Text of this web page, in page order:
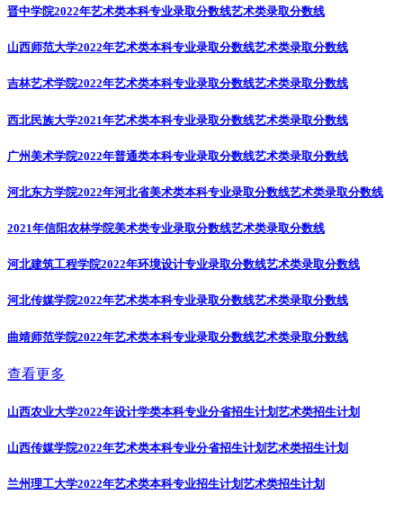
晋中学院2022年艺术类本科专业录取分数线艺术类录取分数线
山西师范大学2022年艺术类本科专业录取分数线艺术类录取分数线
吉林艺术学院2022年艺术类本科专业录取分数线艺术类录取分数线
西北民族大学2021年艺术类本科专业录取分数线艺术类录取分数线
广州美术学院2022年普通类本科专业录取分数线艺术类录取分数线
河北东方学院2022年河北省美术类本科专业录取分数线艺术类录取分数线
2021年信阳农林学院美术类专业录取分数线艺术类录取分数线
河北建筑工程学院2022年环境设计专业录取分数线艺术类录取分数线
河北传媒学院2022年艺术类本科专业录取分数线艺术类录取分数线
曲靖师范学院2022年艺术类本科专业录取分数线艺术类录取分数线
查看更多
山西农业大学2022年设计学类本科专业分省招生计划艺术类招生计划
山西传媒学院2022年艺术类本科专业分省招生计划艺术类招生计划
兰州理工大学2022年艺术类本科专业招生计划艺术类招生计划